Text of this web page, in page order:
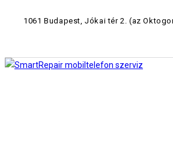
1061 Budapest, Jókai tér 2.(az